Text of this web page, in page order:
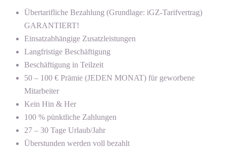
Übertarifliche Bezahlung (Grundlage: iGZ-Tarifvertrag)
GARANTIERT!
Einsatzabhängige Zusatzleistungen
Langfristige Beschäftigung
Beschäftigung in Teilzeit
50 – 100 € Prämie (JEDEN MONAT) für geworbene
Mitarbeiter
Kein Hin & Her
100 % pünktliche Zahlungen
27 – 30 Tage Urlaub/Jahr
Überstunden werden voll bezahlt